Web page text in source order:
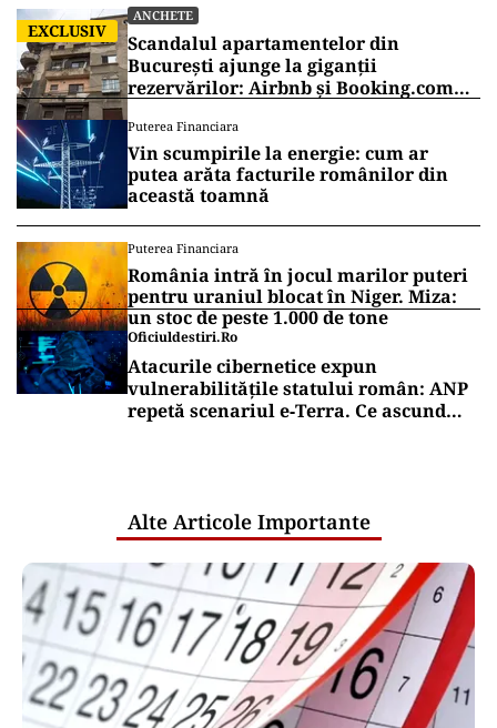
EXCLUSIV
ANCHETE
Scandalul apartamentelor din
București ajunge la giganții
rezervărilor: Airbnb și Booking.com
Puterea Financiara
Vin scumpirile la energie: cum ar
putea arăta facturile românilor din
această toamnă
Puterea Financiara
România intră în jocul marilor puteri
pentru uraniul blocat în Niger. Miza:
un stoc de peste 1.000 de tone
Oficiuldestiri.ro
Atacurile cibernetice expun
vulnerabilitățile statului român: ANP
repetă scenariul e‑Terra. Ce ascund
Alte Articole Importante